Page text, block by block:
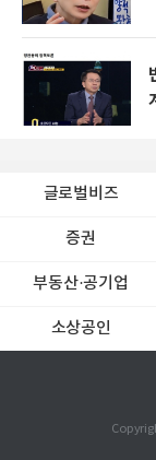
글로벌비즈
증권
부동산·공기업
소상공인